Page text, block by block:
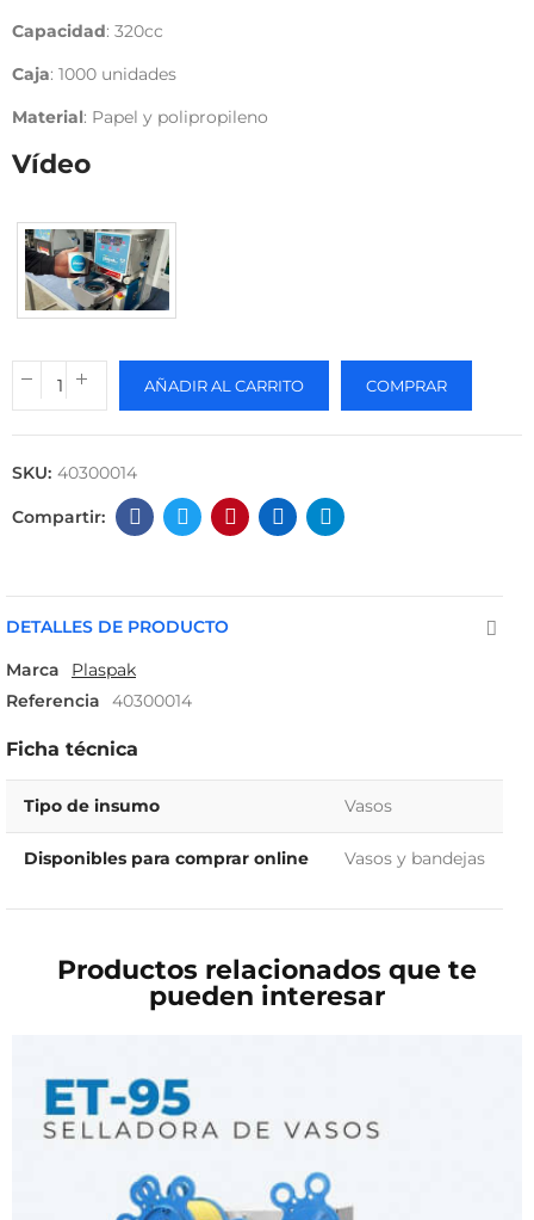
Capacidad: 320cc
Caja: 1000 unidades
Material: Papel y polipropileno
Vídeo
AÑADIR AL CARRITO COMPRAR
SKU: 40300014
DETALLES DE PRODUCTO
Marca
Plaspak
Referencia
40300014
Ficha técnica
Tipo de insumo Vasos
Disponibles para comprar online Vasos y bandejas
Productos relacionados que te
pueden interesar